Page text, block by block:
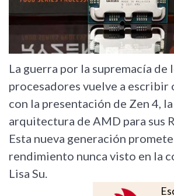
La guerra por la supremacía de
procesadores vuelve a
con la presentación de Zen 4,
arquitectura de AMD para sus
Esta nueva generación
rendimiento nunca visto en la
Lisa Su.